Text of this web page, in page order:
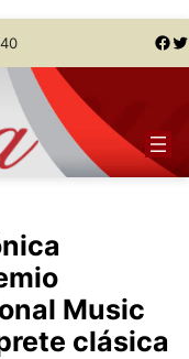
Facebook Twitter
Music
clásica